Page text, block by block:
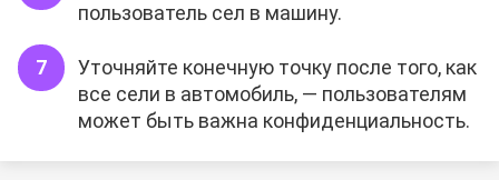
пользователь сел в машину.
Уточняйте конечную точку после того, как
все сели в автомобиль, — пользователям
может быть важна конфиденциальность.